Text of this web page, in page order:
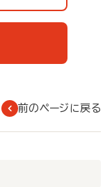
前のページに戻る